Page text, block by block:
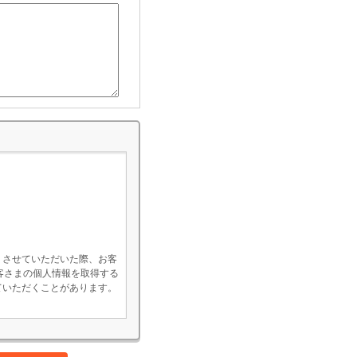
せていただいた際、お客
まの個人情報を取得する
ただくことがあります。